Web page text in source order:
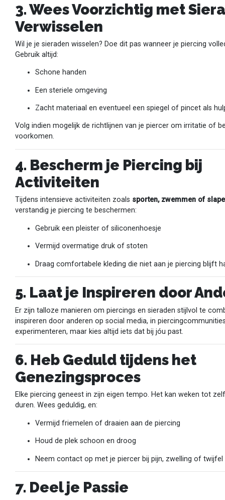
3. Wees Voorzichtig met
Verwisselen
Wil je je sieraden wisselen? Doe dit pas wanneer je piercing
Gebruik altijd:
Schone handen
Een steriele omgeving
Zacht materiaal en eventueel een spiegel of pincet als
Volg indien mogelijk de richtlijnen van je piercer om irritatie of
voorkomen.
4. Bescherm je Piercing bij
Activiteiten
Tijdens intensieve activiteiten zoals sporten, zwemmen of
verstandig je piercing te beschermen:
Gebruik een pleister of siliconenhoesje
Vermijd overmatige druk of stoten
Draag comfortabele kleding die niet aan je piercing blijft
5. Laat je Inspireren door
Er zijn talloze manieren om piercings en sieraden stijlvol te
inspireren door anderen op social media, in
experimenteren, maar kies altijd iets dat bij jóu past.
6. Heb Geduld tijdens het
Genezingsproces
Elke piercing geneest in zijn eigen tempo. Het kan weken tot
duren. Wees geduldig, en:
Vermijd friemelen of draaien aan de piercing
Houd de plek schoon en droog
Neem contact op met je piercer bij pijn, zwelling of twijfel
7. Deel je Passie